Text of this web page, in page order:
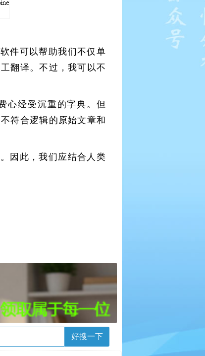
件可以帮助我们不仅单
翻译。不过，我可以不
心经受沉重的字典。但
符合逻辑的原始文章和
因此，我们应结合人类
好搜一下